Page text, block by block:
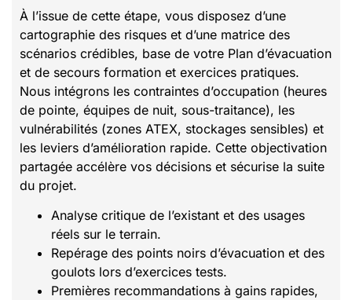
À l’issue de cette étape, vous disposez d’une
cartographie des risques et d’une matrice des
scénarios crédibles, base de votre Plan d’évacuation
et de secours formation et exercices pratiques.
Nous intégrons les contraintes d’occupation (heures
de pointe, équipes de nuit, sous-traitance), les
vulnérabilités (zones ATEX, stockages sensibles) et
les leviers d’amélioration rapide. Cette objectivation
partagée accélère vos décisions et sécurise la suite
du projet.
Analyse critique de l’existant et des usages
réels sur le terrain.
Repérage des points noirs d’évacuation et des
goulots lors d’exercices tests.
Premières recommandations à gains rapides,